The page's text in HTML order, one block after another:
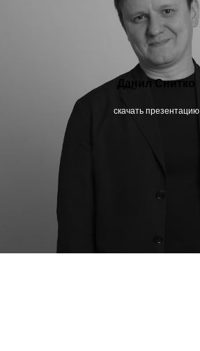
Данил Снитко
скачать презентацию